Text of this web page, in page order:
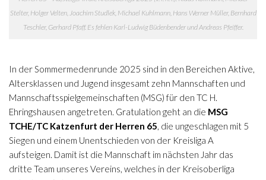
Stelter, Holger Velten, Joachim Studlek, Michael Kuhlmann, Hans Werner Müller, Bernhard
Teschler, Gerhard Pfaff. Es fehlen Karl-Ludwig Büdenbender und Andreas Pfeiffer.
In der Sommermedenrunde 2025 sind in den Bereichen Aktive,
Altersklassen und Jugend insgesamt zehn Mannschaften und
Mannschaftsspielgemeinschaften (MSG) für den TC H.
Ehringshausen angetreten. Gratulation geht an die MSG
TCHE/TC Katzenfurt der Herren 65, die ungeschlagen mit 5
Siegen und einem Unentschieden von der Kreisliga A
aufsteigen. Damit ist die Mannschaft im nächsten Jahr das
dritte Team unseres Vereins, welches in der Kreisoberliga